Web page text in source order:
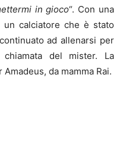
in gioco“. Con una
un calciatore che è stato
ad allenarsi per
del mister. La
da mamma Rai.